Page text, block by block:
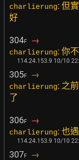
charlierung: 但
好
304F →
charlierung: 你
114.24.153.9 10/10
305F →
charlierung: 之
了
306F →
charlierung: 也
114.24.153.9 10/10
307F →